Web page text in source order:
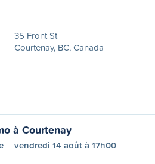
35 Front St
Courtenay, BC, Canada
à Courtenay
vendredi 14 août à 17h00